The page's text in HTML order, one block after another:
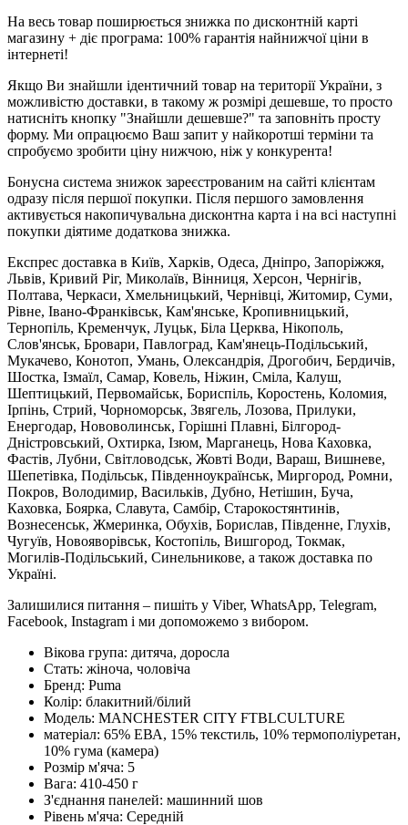
На весь товар поширюється знижка по дисконтній карті
магазину + діє програма: 100% гарантія найнижчої ціни в
інтернеті!
Якщо Ви знайшли ідентичний товар на території України, з
можливістю доставки, в такому ж розмірі дешевше, то просто
натисніть кнопку "Знайшли дешевше?" та заповніть просту
форму. Ми опрацюємо Ваш запит у найкоротші терміни та
спробуємо зробити ціну нижчою, ніж у конкурента!
Бонусна система знижок зареєстрованим на сайті клієнтам
одразу після першої покупки. Після першого замовлення
активується накопичувальна дисконтна карта і на всі наступні
покупки діятиме додаткова знижка.
Експрес доставка в Київ, Харків, Одеса, Дніпро, Запоріжжя,
Львів, Кривий Ріг, Миколаїв, Вінниця, Херсон, Чернігів,
Полтава, Черкаси, Хмельницький, Чернівці, Житомир, Суми,
Рівне, Івано-Франківськ, Кам'янське, Кропивницький,
Тернопіль, Кременчук, Луцьк, Біла Церква, Нікополь,
Слов'янськ, Бровари, Павлоград, Кам'янець-Подільський,
Мукачево, Конотоп, Умань, Олександрія, Дрогобич, Бердичів,
Шостка, Ізмаїл, Самар, Ковель, Ніжин, Сміла, Калуш,
Шептицький, Первомайськ, Бориспіль, Коростень, Коломия,
Ірпінь, Стрий, Чорноморськ, Звягель, Лозова, Прилуки,
Енергодар, Нововолинськ, Горішні Плавні, Білгород-
Дністровський, Охтирка, Ізюм, Марганець, Нова Каховка,
Фастів, Лубни, Світловодськ, Жовті Води, Вараш, Вишневе,
Шепетівка, Подільськ, Південноукраїнськ, Миргород, Ромни,
Покров, Володимир, Васильків, Дубно, Нетішин, Буча,
Каховка, Боярка, Славута, Самбір, Старокостянтинів,
Вознесенськ, Жмеринка, Обухів, Борислав, Південне, Глухів,
Чугуїв, Новояворівськ, Костопіль, Вишгород, Токмак,
Могилів-Подільський, Синельникове, а також доставка по
Україні.
Залишилися питання – пишіть у Viber, WhatsApp, Telegram,
Facebook, Instagram і ми допоможемо з вибором.
Вікова група: дитяча, доросла
Стать: жіноча, чоловіча
Бренд: Puma
Колір: блакитний/білий
Модель: MANCHESTER CITY FTBLCULTURE
матеріал: 65% ЕВА, 15% текстиль, 10% термополіуретан,
10% гума (камера)
Розмір м'яча: 5
Вага: 410-450 г
З'єднання панелей: машинний шов
Рівень м'яча: Середній